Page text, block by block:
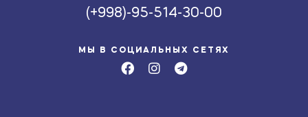
(+998)-95-514-30-00
МЫ В СОЦИАЛЬНЫХ СЕТЯХ